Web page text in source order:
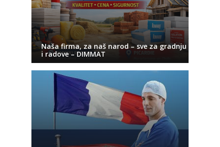
Naša firma, za naš narod – sve za gradnju
i radove – DIMMAT